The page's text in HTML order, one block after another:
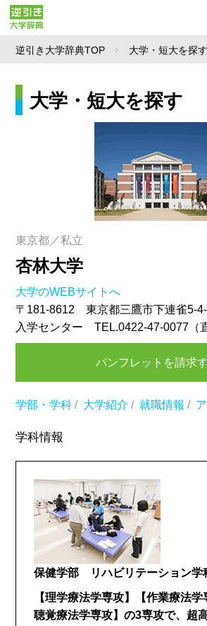
逆引き大学辞典TOP 大学・短大を探す
大学・短大を探す
東京都／私立
杏林大学
大学のWEBサイトへ
〒181-8612 東京都三鷹市下連雀5-
入学センター TEL.0422-47-0077（
パンフレットを請求
学部・学科 / 大学紹介 / 就職情報 /
学科情報
保健学部 リハビリテーション学
【理学療法学専攻】【作業療法
聴覚療法学専攻】の3専攻で、超